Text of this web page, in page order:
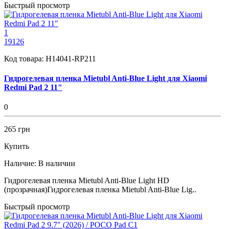
Быстрый просмотр
1
19126
Код товара: H14041-RP211
Гидрогелевая пленка Mietubl Anti-Blue Light для Xiaomi
Redmi Pad 2 11"
0
265 грн
Купить
Наличие: В наличии
Гидрогелевая пленка Mietubl Anti-Blue Light HD
(прозрачная)Гидрогелевая пленка Mietubl Anti-Blue Lig..
Быстрый просмотр